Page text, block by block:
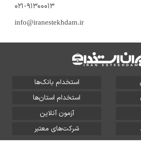
۰۲۱-۹۱۳۰۰۰۱۳
info@iranestekhdam.ir
استخدام بانک‌ها
استخدام استان‌ها
آزمون آنلاین
شرکت‌های معتبر